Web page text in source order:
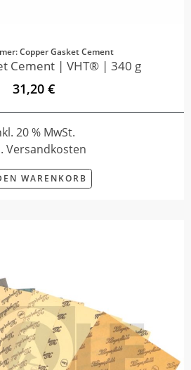
Copper Gasket Cement
Cement | VHT® | 340 g
31,20 €
20 % MwSt.
Versandkosten
WARENKORB